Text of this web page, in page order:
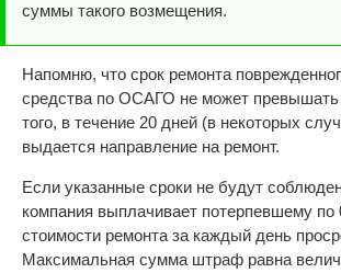
суммы такого возмещения.
Напомню, что срок ремонта
средства по ОСАГО не может
того, в течение 20 дней (в некоторых
выдается направление на ремонт.
Если указанные сроки не будут
компания выплачивает потерпевшему по
стоимости ремонта за каждый день
Максимальная сумма штраф равна